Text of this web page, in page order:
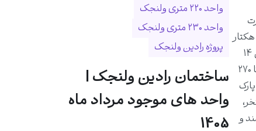
رودخانه درکه و در زمینی به مساحت ۹ هکتار
احداث شده است. این مجموعه شامل ۱۴
برج و ۱۰۲۵ واحد مسکونی با متراژ ۸۰ تا ۲۷۰
و
واحد ۲۲۰ متری ولنجک
واحد ۲۳۰ متری ولنجک
پروژه رادین ولنجک
ساختمان رادین ولنجک |
واحد های موجود مرداد ماه
1405